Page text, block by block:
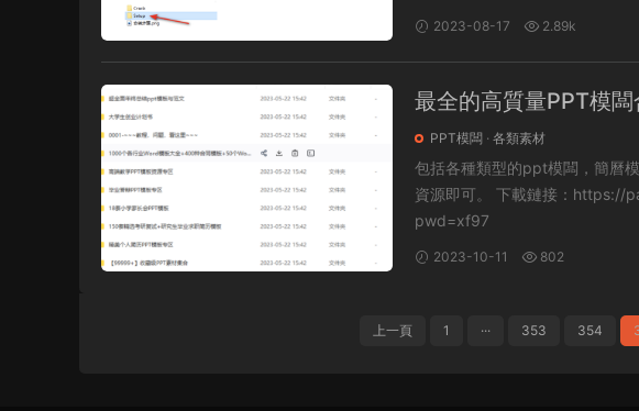
2023-08-17 2.89k
最全的高質量PPT模闆
PPT模闆 · 各類素材
包括各種類型的ppt模闆，簡曆
資源即可。 下載鏈接：https://pan.baidu.com/s/1FYC2ic6nr3lUeRLLm_vNVQ?
pwd=xf97
2023-10-11 802
上一頁 1 ··· 353 354